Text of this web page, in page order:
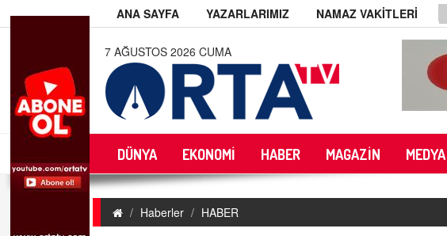
ANA SAYFA YAZARLARIMIZ NAMAZ VAKİTLERİ
7 AĞUSTOS 2026 CUMA
DÜNYA EKONOMİ HABER MAGAZİN MEDYA
Haberler HABER